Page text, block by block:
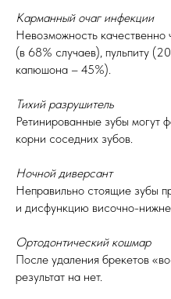
Карманный очаг инфекции
Невозможность качественно
(в 68% случаев), пульпиту
капюшона – 45%).
Тихий разрушитель
Ретинированные зубы могут
корни соседних зубов.
Ночной диверсант
Неправильно стоящие зубы
и дисфункцию височно-
Ортодонтический кошмар
После удаления брекетов
результат на нет.